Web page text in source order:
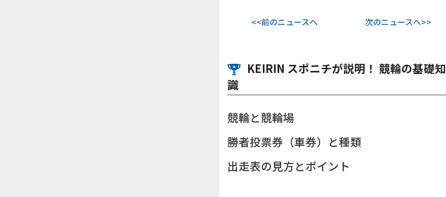
<<前のニュースへ 次のニュースへ>>
KEIRIN スポニチが説明！ 競輪の基礎知
識
競輪と競輪場
勝者投票券（車券）と種類
出走表の見方とポイント